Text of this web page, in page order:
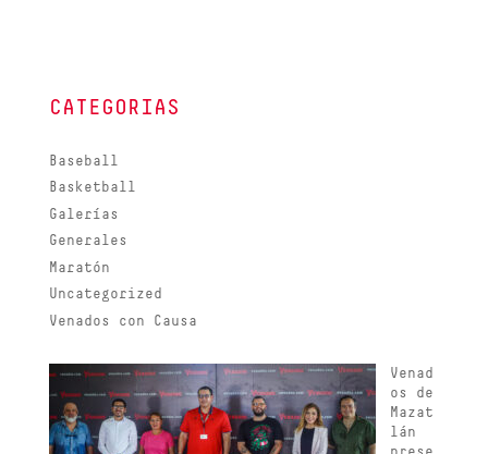
CATEGORIAS
Baseball
Basketball
Galerías
Generales
Maratón
Uncategorized
Venados con Causa
Venad
os de
Mazat
lán